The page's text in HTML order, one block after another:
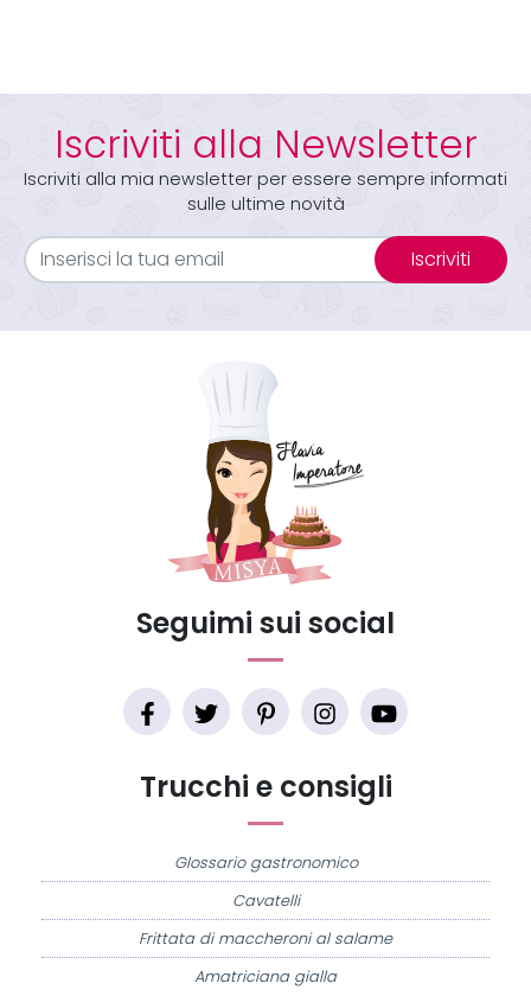
Iscriviti alla Newsletter
Iscriviti alla mia newsletter per essere sempre informati
sulle ultime novità
Iscriviti
Trucchi e consigli
Glossario gastronomico
Cavatelli
Frittata di maccheroni al salame
Amatriciana gialla
Seguimi sui social